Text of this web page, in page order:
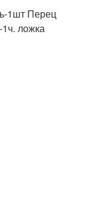
1шт Перец
ложка